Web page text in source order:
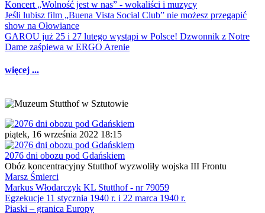
Koncert „Wolność jest w nas” - wokaliści i muzycy
Jeśli lubisz film „Buena Vista Social Club” nie możesz przegapić
show na Ołowiance
GAROU już 25 i 27 lutego wystąpi w Polsce! Dzwonnik z Notre
Dame zaśpiewa w ERGO Arenie
więcej ...
piątek, 16 września 2022 18:15
2076 dni obozu pod Gdańskiem
Obóz koncentracyjny Stutthof wyzwoliły wojska III Frontu
Marsz Śmierci
Markus Włodarczyk KL Stutthof - nr 79059
Egzekucje 11 stycznia 1940 r. i 22 marca 1940 r.
Piaski – granica Europy